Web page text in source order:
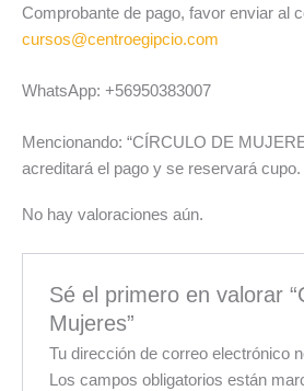
Comprobante de pago, favor enviar al
cursos@centroegipcio.com
WhatsApp: +56950383007
Mencionando: “CÍRCULO DE
acreditará el pago y se reservará cupo.
No hay valoraciones aún.
Sé el primero en valorar
Mujeres”
Tu dirección de correo electrónico
Los campos obligatorios están